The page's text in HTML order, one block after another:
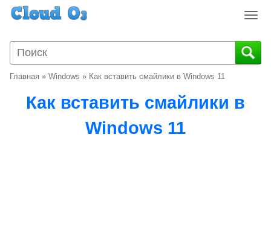
T
g
g
Главная » Windows » Как вставить смайлики в Windows 11
Как вставить смайлики в
Windows 11